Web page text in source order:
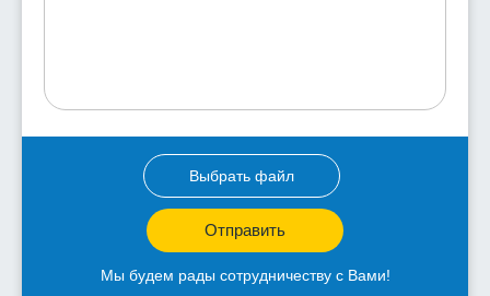
Выбрать файл
Отправить
Мы будем рады сотрудничеству с Вами!